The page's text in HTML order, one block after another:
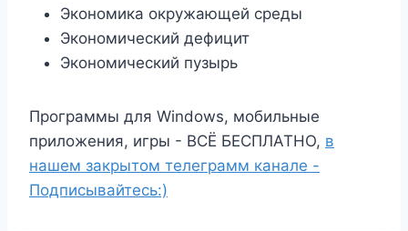
Экономика окружающей среды
Экономический дефицит
Экономический пузырь
Программы для Windows, мобильные
приложения, игры - ВСЁ БЕСПЛАТНО, в
нашем закрытом телеграмм канале -
Подписывайтесь:)